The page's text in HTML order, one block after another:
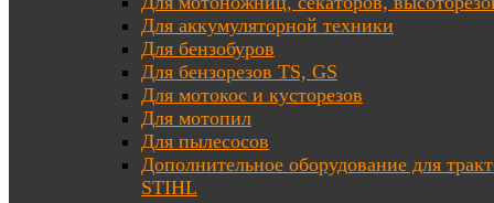
Для аккумуляторной техники
Для бензобуров
Для бензорезов TS, GS
Для мотокос и кусторезов
Для мотопил
Для пылесосов
Дополнительное оборудование для
STIHL